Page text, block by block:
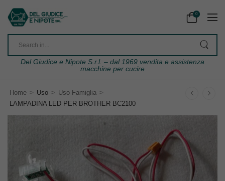
0
Del Giudice e Nipote S.r.l. – dal 1969 vendita e assistenza
macchine per cucire
Home > Uso > Uso Famiglia >
LAMPADINA LED PER BROTHER BC2100